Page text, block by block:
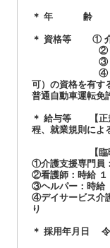
＊ 年 齢 採用
＊ 資格等 ① 介
② 看護師（
③ ヘルパー
④ デイサー
可）の資格を有す
普通自動車運転免
＊ 給与等 【正
程、就業規則によ
【臨時職
①介護支援専門員
②看護師：時給
③ヘルパー：時給
④デイサービス介
り
＊ 採用年月日